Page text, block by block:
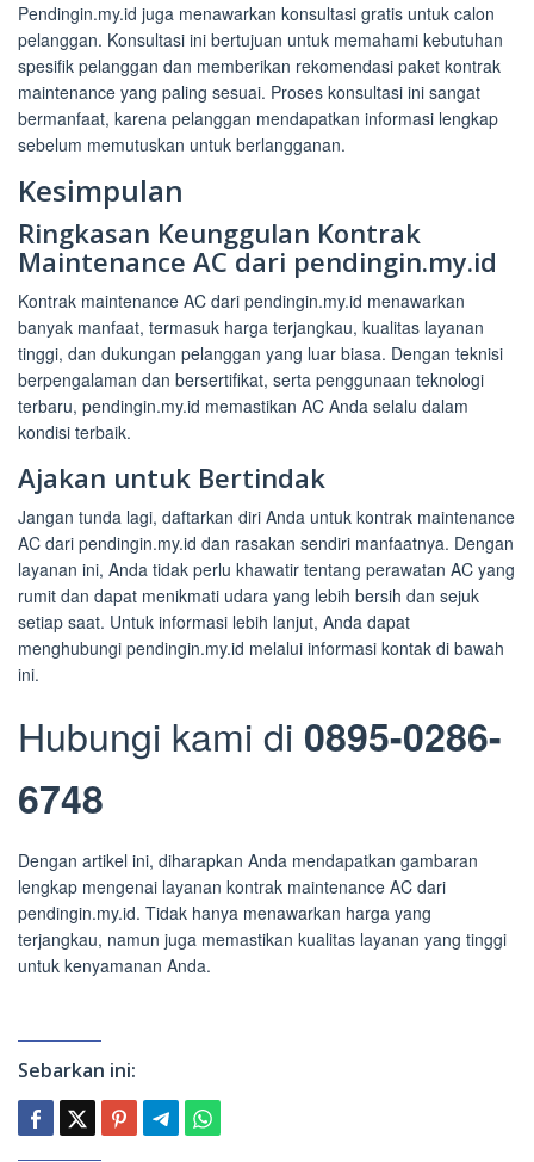
Pendingin.my.id juga menawarkan konsultasi gratis untuk calon
pelanggan. Konsultasi ini bertujuan untuk memahami kebutuhan
spesifik pelanggan dan memberikan rekomendasi paket kontrak
maintenance yang paling sesuai. Proses konsultasi ini sangat
bermanfaat, karena pelanggan mendapatkan informasi lengkap
sebelum memutuskan untuk berlangganan.
Kesimpulan
Ringkasan Keunggulan Kontrak
Maintenance AC dari pendingin.my.id
Kontrak maintenance AC dari pendingin.my.id menawarkan
banyak manfaat, termasuk harga terjangkau, kualitas layanan
tinggi, dan dukungan pelanggan yang luar biasa. Dengan teknisi
berpengalaman dan bersertifikat, serta penggunaan teknologi
terbaru, pendingin.my.id memastikan AC Anda selalu dalam
kondisi terbaik.
Ajakan untuk Bertindak
Jangan tunda lagi, daftarkan diri Anda untuk kontrak maintenance
AC dari pendingin.my.id dan rasakan sendiri manfaatnya. Dengan
layanan ini, Anda tidak perlu khawatir tentang perawatan AC yang
rumit dan dapat menikmati udara yang lebih bersih dan sejuk
setiap saat. Untuk informasi lebih lanjut, Anda dapat
menghubungi pendingin.my.id melalui informasi kontak di bawah
ini.
Hubungi kami di 0895-0286-
6748
Dengan artikel ini, diharapkan Anda mendapatkan gambaran
lengkap mengenai layanan kontrak maintenance AC dari
pendingin.my.id. Tidak hanya menawarkan harga yang
terjangkau, namun juga memastikan kualitas layanan yang tinggi
untuk kenyamanan Anda.
Sebarkan ini: